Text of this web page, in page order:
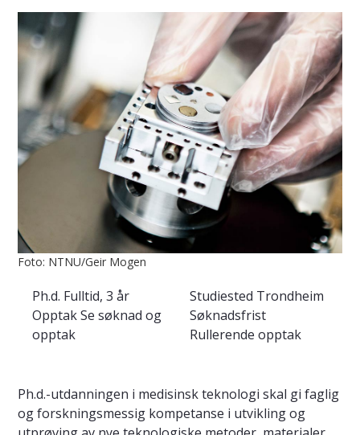
Foto: NTNU/Geir Mogen
Ph.d. Fulltid, 3 år Studiested Trondheim
OpptakSe søknad og
opptak
Søknadsfrist
Rullerende opptak
Ph.d.-utdanningen i medisinsk teknologi skal gi faglig
og forskningsmessig kompetanse i utvikling og